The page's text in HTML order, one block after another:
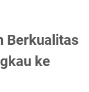
Berkualitas
ke